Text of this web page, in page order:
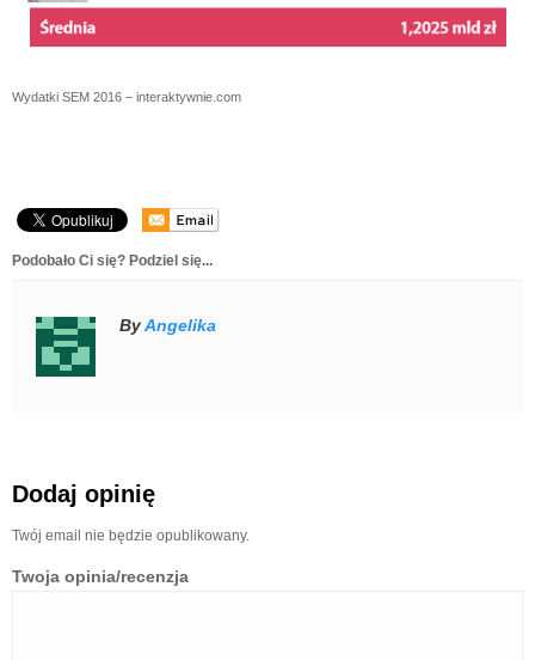
Wydatki SEM 2016 – interaktywnie.com
Podobało Ci się? Podziel się...
ByAngelika
Dodaj opinię
Twój email nie będzie opublikowany.
Twoja opinia/recenzja